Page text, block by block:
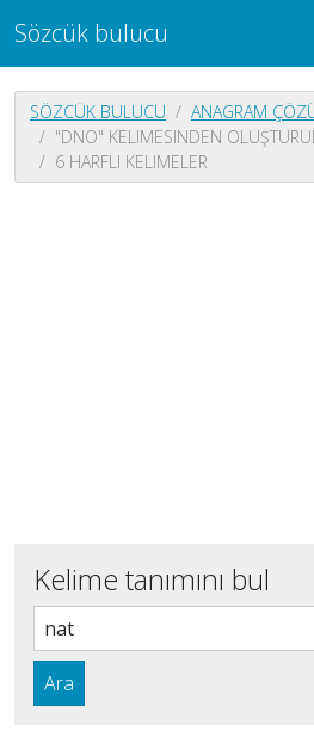
Sözcük bulucu
SÖZCÜK BULUCU
ANAGRAM
"DNO" KELIMESINDEN
6 HARFLI KELIMELER
Kelime tanımını bul
Ara